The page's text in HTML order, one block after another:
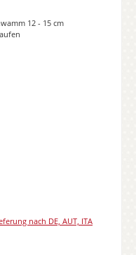
nach DE, AUT, ITA